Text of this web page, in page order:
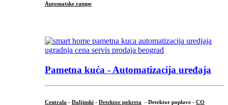
Automatske rampe
Pametna kuća - Automatizacija uređaja
Centrala - Daljinski - Detektor pokreta - Detektor poplave - CO